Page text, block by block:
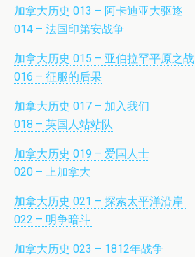
加拿大历史 013 – 阿卡迪亚大驱逐
014 – 法国印第安战争
加拿大历史 015 – 亚伯拉罕平原之战
016 – 征服的后果
加拿大历史 017 – 加入我们
018 – 英国人站站队
加拿大历史 019 – 爱国人士
020 – 上加拿大
加拿大历史 021 – 探索太平洋沿岸
022 – 明争暗斗
加拿大历史 023 – 1812年战争